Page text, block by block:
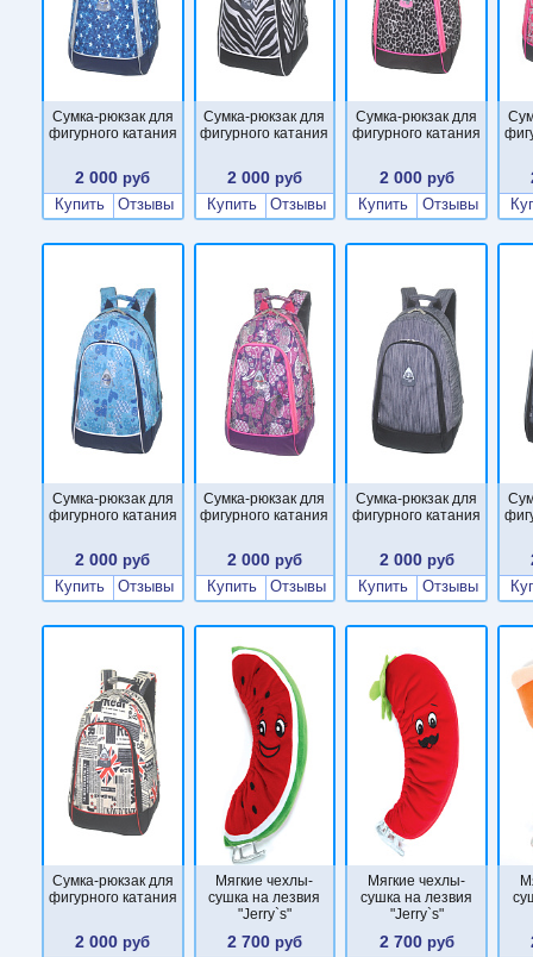
Сумка-рюкзак для
фигурного катания
2 000 руб
Купить
Отзывы
Сумка-рюкзак для
фигурного катания
2 000 руб
Купить
Отзывы
Сумка-рюкзак для
фигурного катания
2 000руб
Купить
Отзывы
Сумка-рюкзак для
фигурного катания
2 000 руб
Купить
Отзывы
Сумка-рюкзак для
фигурного катания
2 000 руб
Купить
Отзывы
Сумка-рюкзак для
фигурного катания
2 000руб
Купить
Отзывы
Сумка-рюкзак для
фигурного катания
2 000 руб
Мягкие чехлы-
сушка на лезвия
"Jerry`s"
2 700 руб
Мягкие чехлы-
сушка на лезвия
"Jerry`s"
2 700руб